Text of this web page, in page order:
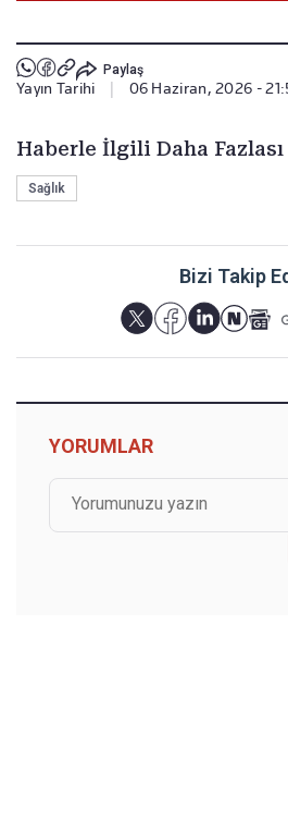
Paylaş
Yayın Tarihi 06 Haziran, 2026 -
Haberle İlgili Daha Fazlası
Sağlık
Bizi Takip
YORUMLAR